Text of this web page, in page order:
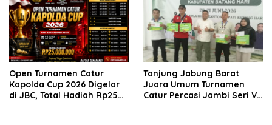
Open Turnamen Catur
Kapolda Cup 2026 Digelar
di JBC, Total Hadiah Rp25
Tanjung Jabung Barat
Juara Umum Turnamen
Catur Percasi Jambi Seri V